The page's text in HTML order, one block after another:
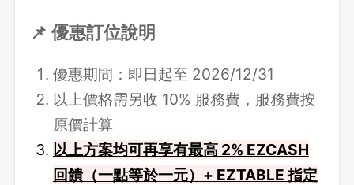
📌 優惠訂位說明
優惠期間：即日起至 2026/12/31
以上價格需另收 10% 服務費，服務費按
原價計算
以上方案均可再享有最高 2% EZCASH
回饋（一點等於一元）+ EZTABLE 指定